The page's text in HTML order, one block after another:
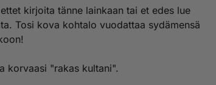
kirjoita tänne lainkaan tai et edes lue
Tosi kova kohtalo vuodattaa sydämensä
korvaasi "rakas kultani".